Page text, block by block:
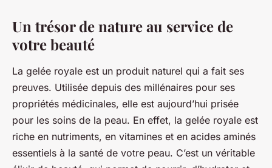
Un trésor de nature au service de
votre beauté
La gelée royale est un produit naturel qui a fait ses
preuves. Utilisée depuis des millénaires pour ses
propriétés médicinales, elle est aujourd’hui prisée
pour les soins de la peau. En effet, la gelée royale est
riche en nutriments, en vitamines et en acides aminés
essentiels à la santé de votre peau. C’est un véritable